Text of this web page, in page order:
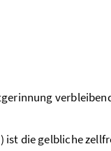
ist die gelbliche